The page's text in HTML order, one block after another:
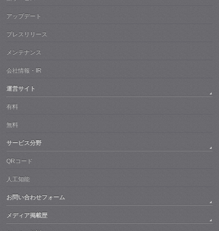
アップデート
プレスリリース
メンテナンス
会社情報・IR
運営サイト
有料
無料
サービス分野
QRコード
人工知能
お問い合わせフォーム
メディア掲載歴